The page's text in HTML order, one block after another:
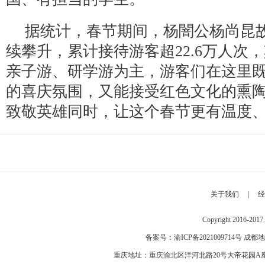
据统计，春节期间，杨闇公杨尚昆
续攀升，累计接待游客超22.6万人次
亲子游、研学游为主，游客们在这里
的喜庆氛围，又能接受红色文化的熏
致敬英雄同时，让这个春节更有温度
关于我们
Copyright 2016-
备案号： 渝ICP备2021009714号 成都
重庆地址：重庆渝北区洋河北路20号大帝花园A